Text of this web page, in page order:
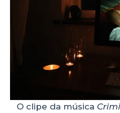
O clipe da música